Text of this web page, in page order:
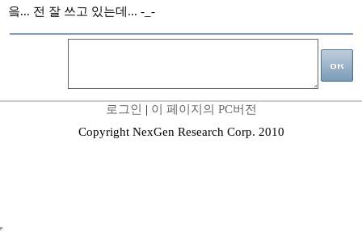
읔... 전 잘 쓰고 있는데... -_-
로그인 | 이 페이지의 PC버전
Copyright NexGen Research Corp. 2010